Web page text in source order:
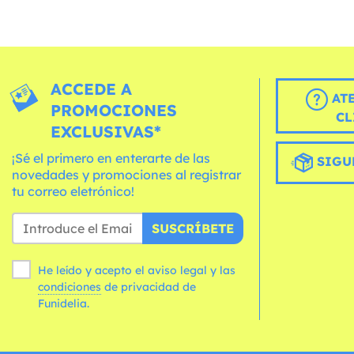
ACCEDE A
PROMOCIONES
EXCLUSIVAS*
¡Sé el primero en enterarte de las
novedades y promociones al registrar
tu correo eletrónico!
SUSCRÍBETE
He leído y acepto el aviso legal y las
condiciones
Funidelia.